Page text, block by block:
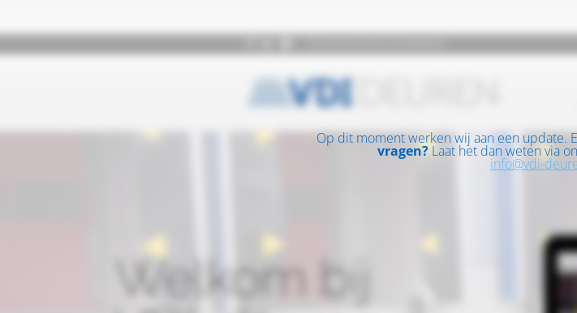
Op dit moment werken wij aan een update.
vragen? Laat het dan weten via
info@vdi-